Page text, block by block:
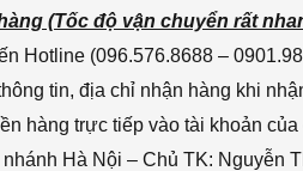
(Tốc độ vận chuyển rất
Hotline (096.576.8688 –
tin, địa chỉ nhận hàng khi
hàng trực tiếp vào tài khoản của
Hà Nội – Chủ TK: Nguyễn